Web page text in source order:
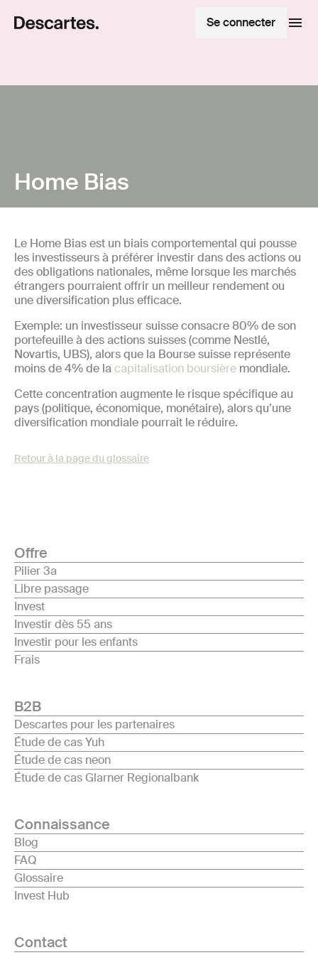
Se connecter
Home Bias
Le Home Bias est un biais comportemental qui pousse
les investisseurs à préférer investir dans des actions ou
des obligations nationales, même lorsque les marchés
étrangers pourraient offrir un meilleur rendement ou
une diversification plus efficace.
Exemple: un investisseur suisse consacre 80% de son
portefeuille à des actions suisses (comme Nestlé,
Novartis, UBS), alors que la Bourse suisse représente
moins de 4% de lacapitalisation boursière mondiale.
Cette concentration augmente le risque spécifique au
pays (politique, économique, monétaire), alors qu’une
diversification mondiale pourrait le réduire.
Retour à la page du glossaire
Offre
Pilier 3a
Libre passage
Invest
Investir dès 55 ans
Investir pour les enfants
Frais
B2B
Descartes pour les partenaires
Étude de cas Yuh
Étude de cas neon
Étude de cas Glarner Regionalbank
Connaissance
Blog
FAQ
Glossaire
Invest Hub
Contact